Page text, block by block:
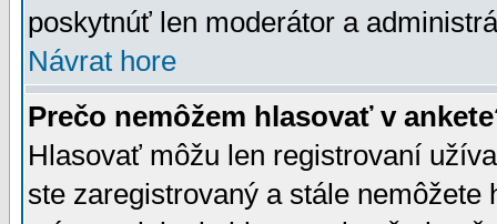
poskytnúť len moderátor a
Návrat hore
Prečo nemôžem hlasovať v
Hlasovať môžu len registrovaní
ste zaregistrovaný a stále